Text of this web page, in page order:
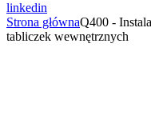
linkedin
Strona głównaQ400 -
tabliczek wewnętrznych